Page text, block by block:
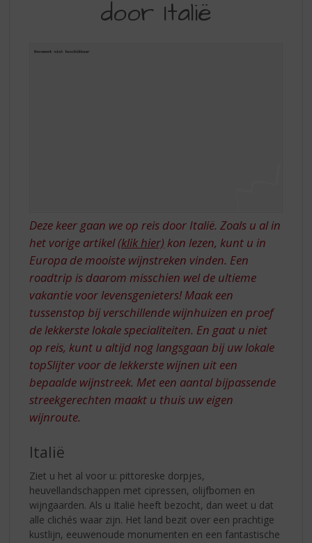
ROADTRIP
ITALIË
door Italië
Deze keer gaan we op reis door Italië. Zoals u al in
het vorige artikel(klik hier) kon lezen, kunt u in
Europa de mooiste wijnstreken vinden. Een
roadtrip is daarom misschien wel de ultieme
vakantie voor levensgenieters! Maak een
tussenstop bij verschillende wijnhuizen en proef
de lekkerste lokale specialiteiten. En gaat u niet
op reis, kunt u altijd nog langsgaan bij uw lokale
topSlijter voor de lekkerste wijnen uit een
bepaalde wijnstreek. Met een aantal bijpassende
streekgerechten maakt u thuis uw eigen
wijnroute.
Italië
Ziet u het al voor u: pittoreske dorpjes,
heuvellandschappen met cipressen, olijfbomen en
wijngaarden. Als u Italië heeft bezocht, dan weet u dat
alle clichés waar zijn. Het land bezit over een prachtige
kustlijn, eeuwenoude monumenten en een fantastische